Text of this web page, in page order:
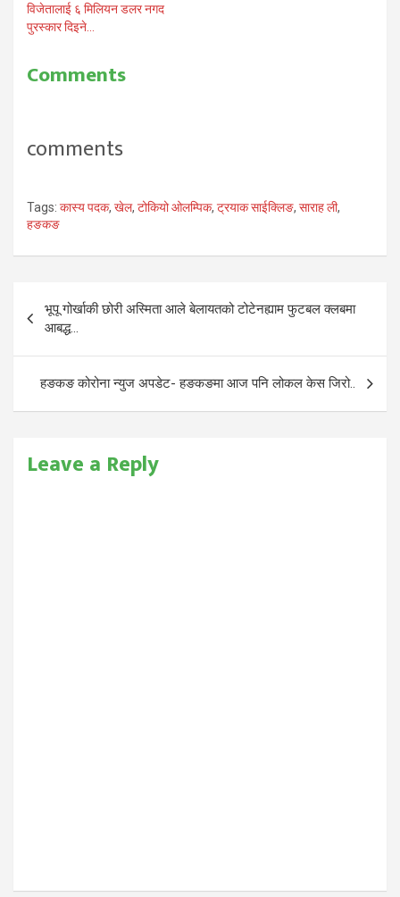
विजेतालाई ६ मिलियन डलर नगद
पुरस्कार दिइने…
Comments
comments
Tags: कास्य पदक, खेल, टोकियो ओलम्पिक, ट्रयाक साईक्लिङ, साराह ली,
हङकङ
Post
navigation
भूपू गोर्खाकी छोरी अस्मिता आले बेलायतको टोटेनह्याम फुटबल क्लबमा
आबद्ध…
हङकङ कोरोना न्युज अपडेट- हङकङमा आज पनि लोकल केस जिरो..
Leave a Reply